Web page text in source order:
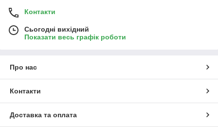
Контакти
Сьогодні вихідний
Показати весь графік роботи
Про нас
Контакти
Доставка та оплата